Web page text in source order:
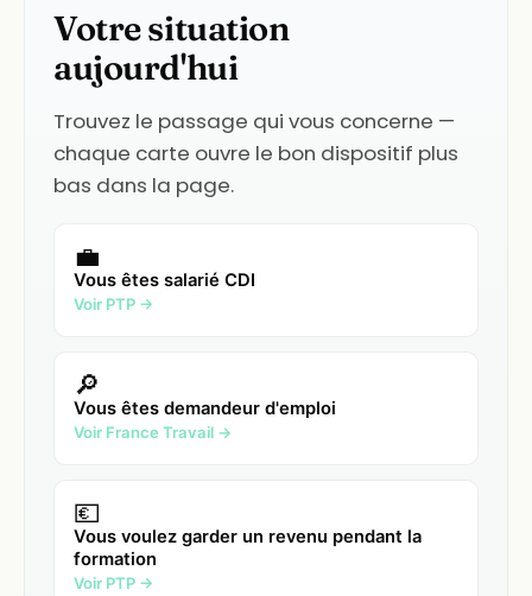
Votre situation
aujourd'hui
Trouvez le passage qui vous concerne —
chaque carte ouvre le bon dispositif plus
bas dans la page.
💼
Vous êtes salarié CDI
Voir PTP →
🔎
Vous êtes demandeur d'emploi
Voir France Travail →
💶
Vous voulez garder un revenu pendant la
formation
Voir PTP →